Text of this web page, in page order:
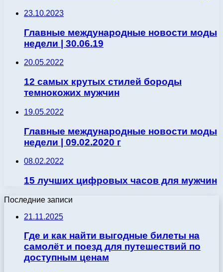
23.10.2023
Главные международные новости моды
недели | 30.06.19
20.05.2022
12 самых крутых стилей бороды
темнокожих мужчин
19.05.2022
Главные международные новости моды
недели | 09.02.2020 г
08.02.2022
15 лучших цифровых часов для мужчин
Последние записи
21.11.2025
Где и как найти выгодные билеты на
самолёт и поезд для путешествий по
доступным ценам